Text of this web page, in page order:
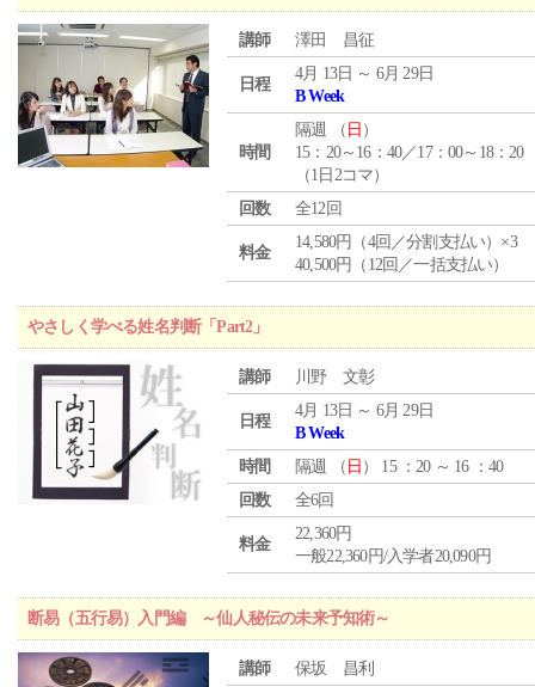
講師 澤田 昌征
日程
4月 13日 ～ 6月 29日
B Week
時間
隔週 （ 日 ）
15：20～16：40／17：00～18：20
（1日2コマ）
回数
全12回
料金
14,580円（4回／分割支払い）×3
40,500円（12回／一括支払い）
やさしく学べる姓名判断「Part2」
講師 川野 文彰
日程
4月 13日 ～ 6月 29日
B Week
時間
隔週 （ 日 ） 15 ：20 ～ 16 ：40
回数
全6回
料金
22,360円
一般22,360円/入学者20,090円
断易（五行易）入門編 ～仙人秘伝の未来予知術～
講師 保坂 昌利